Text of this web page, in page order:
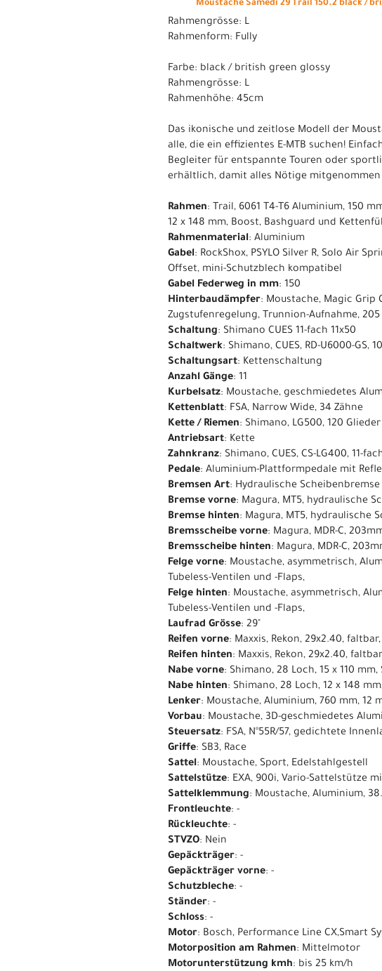
Moustache Samedi 29 Trail 150.2 black /
Rahmengrösse: L
Rahmenform: Fully
Farbe: black / british green glossy
Rahmengrösse: L
Rahmenhöhe: 45cm
Das ikonische und zeitlose Modell der
alle, die ein effizientes E-MTB suchen!
Begleiter für entspannte Touren oder
erhältlich, damit alles Nötige
Rahmen: Trail, 6061 T4-T6 Aluminium, 150
12 x 148 mm, Boost, Bashguard und
Rahmenmaterial: Aluminium
Gabel: RockShox, PSYLO Silver R, Solo Air
Offset, mini-Schutzblech kompatibel
Gabel Federweg in mm: 150
Hinterbaudämpfer: Moustache, Magic
Zugstufenregelung, Trunnion-Aufnahme,
Schaltung: Shimano CUES 11-fach 11x50
Schaltwerk: Shimano, CUES, RD-U6000-GS,
Schaltungsart: Kettenschaltung
Anzahl Gänge: 11
Kurbelsatz: Moustache, geschmiedetes
Kettenblatt: FSA, Narrow Wide, 34 Zähne
Kette / Riemen: Shimano, LG500, 120 Glieder
Antriebsart: Kette
Zahnkranz: Shimano, CUES, CS-LG400, 11-
Pedale: Aluminium-Plattformpedale mit
Bremsen Art: Hydraulische Scheibenbremse
Bremse vorne: Magura, MT5, hydraulische
Bremse hinten: Magura, MT5, hydraulische
Bremsscheibe vorne: Magura, MDR-C,
Bremsscheibe hinten: Magura, MDR-C,
Felge vorne: Moustache, asymmetrisch,
Tubeless-Ventilen und -Flaps,
Felge hinten: Moustache, asymmetrisch,
Tubeless-Ventilen und -Flaps,
Laufrad Grösse: 29"
Reifen vorne: Maxxis, Rekon, 29x2.40,
Reifen hinten: Maxxis, Rekon, 29x2.40,
Nabe vorne: Shimano, 28 Loch, 15 x 110
Nabe hinten: Shimano, 28 Loch, 12 x 148
Lenker: Moustache, Aluminium, 760 mm, 12
Vorbau: Moustache, 3D-geschmiedetes
Steuersatz: FSA, N°55R/57, gedichtete
Griffe: SB3, Race
Sattel: Moustache, Sport, Edelstahlgestell​
Sattelstütze: EXA, 900i, Vario-Sattelstütze
Sattelklemmung: Moustache, Aluminium,
Frontleuchte: -
Rückleuchte: -
STVZO: Nein
Gepäckträger: -
Gepäckträger vorne: -
Schutzbleche: -
Ständer: -
Schloss: -
Motor: Bosch, Performance Line CX,Smart
Motorposition am Rahmen: Mittelmotor
Motorunterstützung kmh: bis 25 km/h